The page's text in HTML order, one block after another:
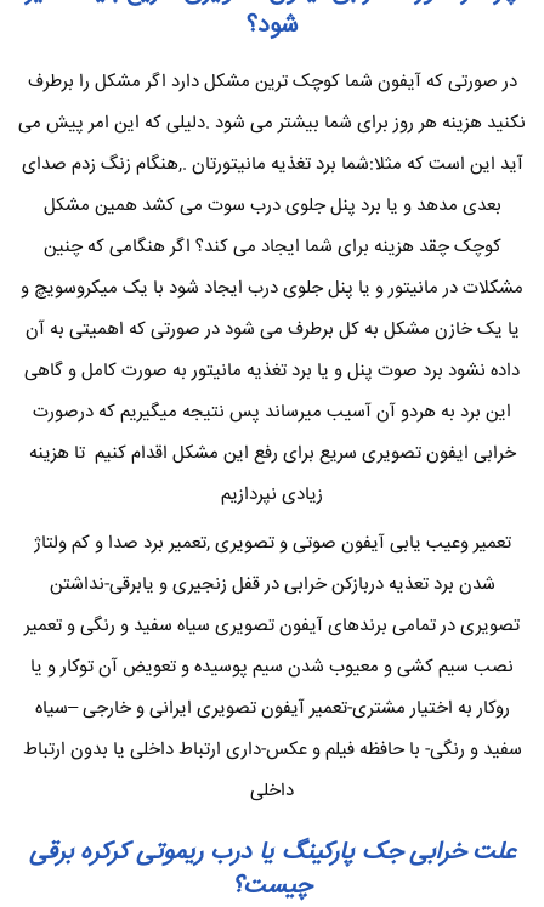
شود؟
در صورتی که آیفون شما کوچک ترین مشکل دارد اگر مشکل را برطرف
نکنید هزینه هر روز برای شما بیشتر می شود .دلیلی که این امر پیش می
آید این است که مثلا:شما برد تغذیه مانیتورتان .,هنگام زنگ زدم صدای
بعدی مدهد و یا برد پنل جلوی درب سوت می کشد همین مشکل
کوچک چقد هزینه برای شما ایجاد می کند؟ اگر هنگامی که چنین
مشکلات در مانیتور و یا پنل جلوی درب ایجاد شود با یک میکروسویچ و
یا یک خازن مشکل به کل برطرف می شود در صورتی که اهمیتی به آن
داده نشود برد صوت پنل و یا برد تغذیه مانیتور به صورت کامل و گاهی
این برد به هردو آن آسیب میرساند پس نتیجه میگیریم که درصورت
خرابی ایفون تصویری سریع برای رفع این مشکل اقدام کنیم تا هزینه
زیادی نپردازیم
تعمیر وعیب یابی آیفون صوتی و تصویری ,تعمیر برد صدا و کم ولتاژ
شدن برد تعذیه دربازکن خرابی در قفل زنجیری و یابرقی-نداشتن
تصویری در تمامی برندهای آیفون تصویری سیاه سفید و رنگی و تعمیر
نصب سیم کشی و معیوب شدن سیم پوسیده و تعویض آن توکار و یا
روکار به اختیار مشتری-تعمیر آیفون تصویری ایرانی و خارجی –سیاه
سفید و رنگی- با حافظه فیلم و عکس-داری ارتباط داخلی یا بدون ارتباط
داخلی
علت خرابی جک پارکینگ یا درب ریموتی کرکره برقی
چیست؟